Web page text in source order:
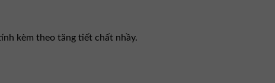
kèm theo tăng tiết chất nhầy.